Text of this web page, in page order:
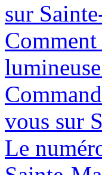
sur
vous sur
Le